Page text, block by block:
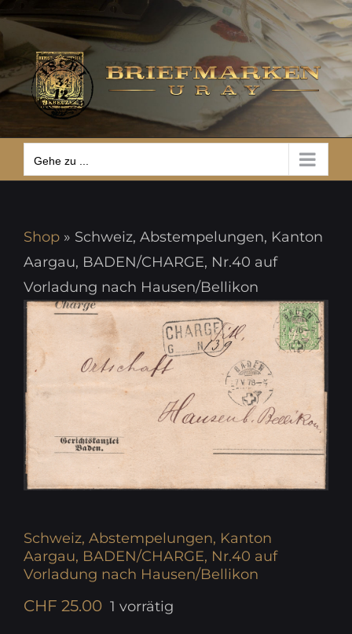
Zum
Inhalt
springen
Gehe zu ...
Gehe zu ...
Shop » Schweiz, Abstempelungen, Kanton
Aargau, BADEN/CHARGE, Nr.40 auf
Vorladung nach Hausen/Bellikon
Schweiz, Abstempelungen, Kanton
Aargau, BADEN/CHARGE, Nr.40 auf
Vorladung nach Hausen/Bellikon
CHF 25.00 1 vorrätig